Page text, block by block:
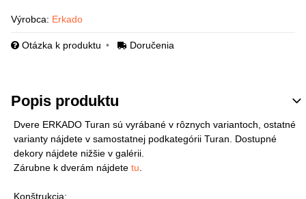
Výrobca: Erkado
Otázka k produktu Doručenia
Popis produktu
Dvere ERKADO Turan sú vyrábané v rôznych variantoch, ostatné
varianty nájdete v samostatnej podkategórii Turan. Dostupné
dekory nájdete nižšie v galérii.
Zárubne k dverám nájdete tu
Konštrukcia: